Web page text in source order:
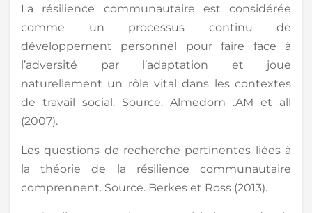
La résilience communautaire est considérée
comme un processus continu de
développement personnel pour faire face à
l’adversité par l’adaptation et joue
naturellement un rôle vital dans les contextes
de travail social. Source. Almedom .AM et all
(2007).
Les questions de recherche pertinentes liées à
la théorie de la résilience communautaire
comprennent. Source. Berkes et Ross (2013).